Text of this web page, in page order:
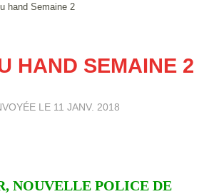
hand Semaine 2
HAND SEMAINE 2
LE 11 JANV. 2018
NOUVELLE POLICE DE